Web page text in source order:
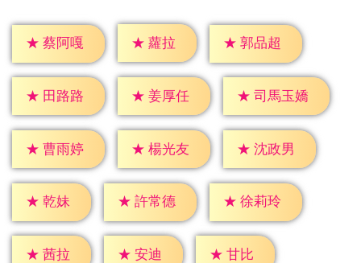
★ 蔡阿嘎 ★ 蘿拉 ★ 郭品超
★ 田路路 ★ 姜厚任 ★ 司馬玉嬌
★ 曹雨婷 ★ 楊光友 ★ 沈政男
★ 乾妹 ★ 許常德 ★ 徐莉玲
★ 茜拉 ★ 安迪 ★ 甘比